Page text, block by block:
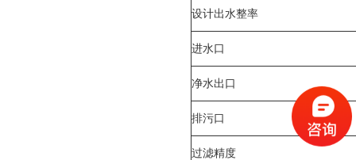
设计出水整率
进水口
净水出口
排污口
过滤精度